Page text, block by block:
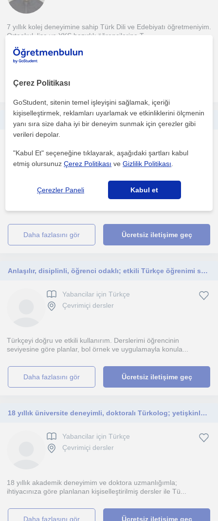
7 yıllık kolej deneyimine sahip Türk Dili ve Edebiyatı öğretmeniyim.
Ortaokul, lise ve YKS hazırlık öğrencilerine T...
1. ders ücretsiz
daha fazlasını gör
Çevrimiçi dersler
Profesyonel olarak Türkçe öğretmenliği deneyimim
bulunmamaktadır. Ancak yabancı dil öğrenme sürecini aktif olarak
daha fazlasını gör Ücretsiz iletişime geç
Anlaşılır, disiplinli, öğrenci odaklı; etkili Türkçe öğrenimi sunuyorum.
Yabancilar için Türkçe
Çevrimiçi dersler
Türkçeyi doğru ve etkili kullanırım. Derslerimi öğrencinin
seviyesine göre planlar, bol örnek ve uygulamayla konula...
daha fazlasını gör Ücretsiz iletişime geç
18 yıllık üniversite deneyimli, doktoralı Türkolog; yetişkinlere, öğrencilere ve iki dillilere çevrimiçi Türkçe öğretiyor.
Yabancilar için Türkçe
Çevrimiçi dersler
18 yıllık akademik deneyimim ve doktora uzmanlığımla;
ihtiyacınıza göre planlanan kişiselleştirilmiş dersler ile Tü...
daha fazlasını gör Ücretsiz iletişime geç
Çerez Politikası
GoStudent, sitenin temel işleyişini sağlamak, içeriği
kişiselleştirmek, reklamları uyarlamak ve etkinliklerini ölçmenin
yanı sıra size daha iyi bir deneyim sunmak için çerezler gibi
verileri depolar.
"Kabul Et" seçeneğine tıklayarak, aşağıdaki şartları kabul
etmiş olursunuzÇerez Politikası veGizlilik Politikası
Çerezler Paneli Kabul et